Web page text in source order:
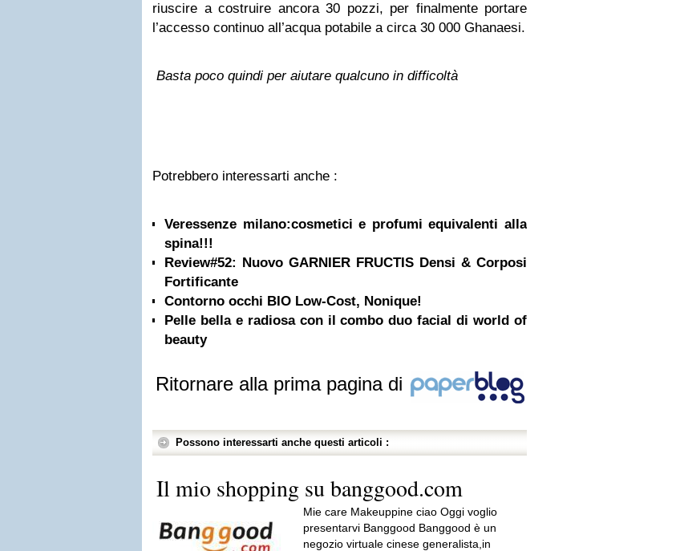
riuscire a costruire ancora 30 pozzi, per finalmente portare
l’accesso continuo all’acqua potabile a circa 30 000 Ghanaesi.
Basta poco quindi per aiutare qualcuno in difficoltà
Potrebbero interessarti anche :
Veressenze milano:cosmetici e profumi equivalenti alla
spina!!!
Review#52: Nuovo GARNIER FRUCTIS Densi & Corposi
Fortificante
Contorno occhi BIO Low-Cost, Nonique!
Pelle bella e radiosa con il combo duo facial di world of
beauty
Ritornare alla prima pagina di
Possono interessarti anche questi articoli :
Il mio shopping su banggood.com
Mie care Makeuppine ciao Oggi voglio
presentarvi Banggood Banggood è un
negozio virtuale cinese generalista,in